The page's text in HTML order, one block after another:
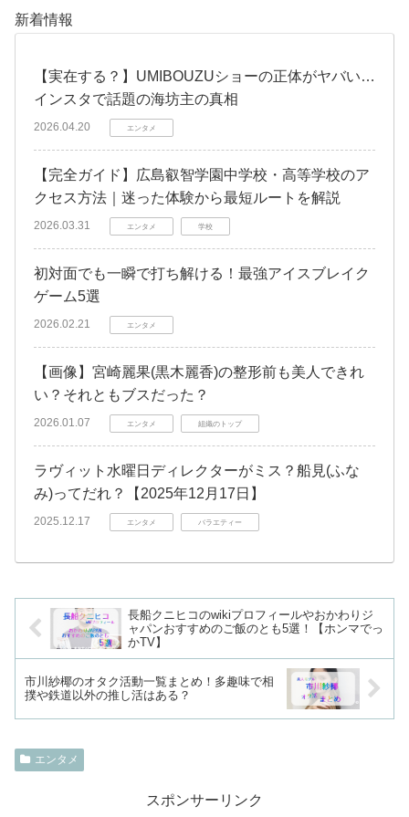
新着情報
【実在する？】UMIBOUZUショーの正体がヤバい…
インスタで話題の海坊主の真相
2026.04.20 エンタメ
【完全ガイド】広島叡智学園中学校・高等学校のア
クセス方法｜迷った体験から最短ルートを解説
2026.03.31 エンタメ 学校
初対面でも一瞬で打ち解ける！最強アイスブレイク
ゲーム5選
2026.02.21 エンタメ
【画像】宮崎麗果(黒木麗香)の整形前も美人できれ
い？それともブスだった？
2026.01.07 エンタメ 組織のトップ
ラヴィット水曜日ディレクターがミス？船見(ふな
み)ってだれ？【2025年12月17日】
2025.12.17 エンタメ バラエティー
長船クニヒコのwikiプロフィールやおかわりジ
ャパンおすすめのご飯のとも5選！【ホンマでっ
かTV】
市川紗椰のオタク活動一覧まとめ！多趣味で相
撲や鉄道以外の推し活はある？
エンタメ
スポンサーリンク